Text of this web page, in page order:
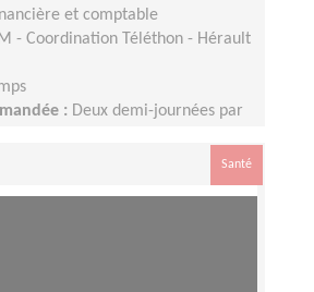
et comptable
- Coordination Téléthon - Hérault
: Deux demi-journées par
Santé